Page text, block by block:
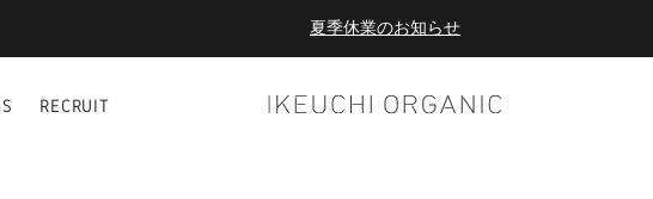
夏季休業のお知らせ
RECRUIT